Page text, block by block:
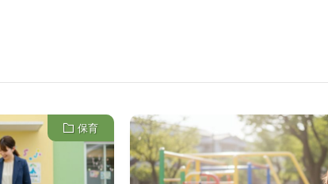
保育